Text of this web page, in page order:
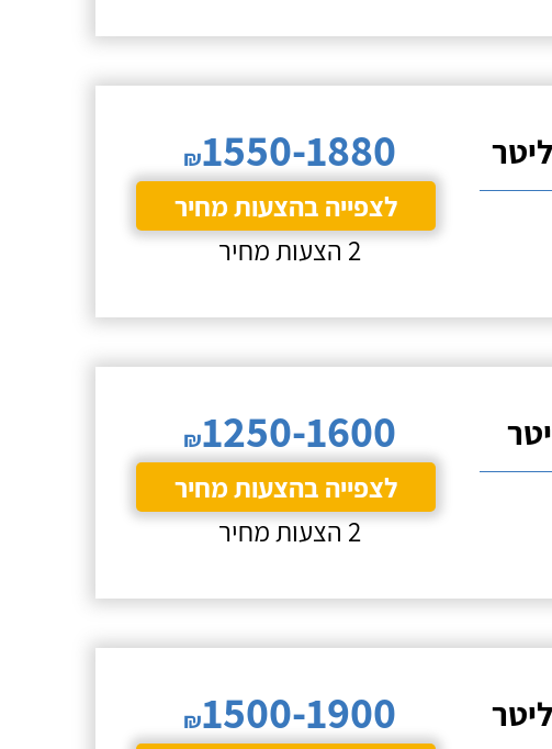
₪1550-1880
לצפייה בהצעות מחיר
2 הצעות מחיר
₪1250-1600
לצפייה בהצעות מחיר
2 הצעות מחיר
₪1500-1900